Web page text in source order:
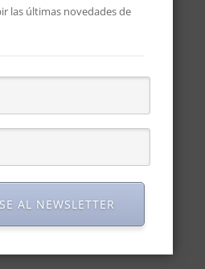
las últimas novedades de
AL NEWSLETTER